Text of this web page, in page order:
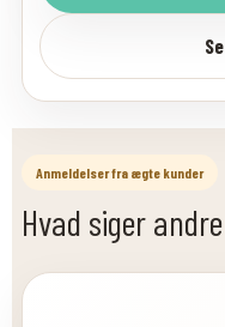
Anmeldelser fra ægte kunder
Hvad siger